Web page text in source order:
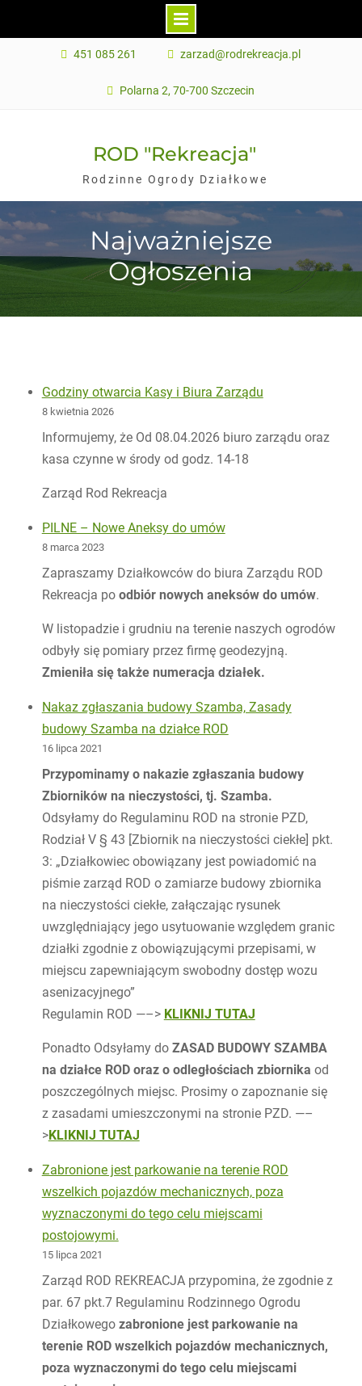
451 085 261 zarzad@rodrekreacja.pl
Polarna 2, 70-700 Szczecin
ROD "Rekreacja"
Rodzinne Ogrody Działkowe
Najważniejsze
Ogłoszenia
Godziny otwarcia Kasy i Biura Zarządu
8 kwietnia 2026
Informujemy, że Od 08.04.2026 biuro zarządu oraz
kasa czynne w środy od godz. 14-18
Zarząd Rod Rekreacja
PILNE – Nowe Aneksy do umów
8 marca 2023
Zapraszamy Działkowców do biura Zarządu ROD
Rekreacja po odbiór nowych aneksów do umów.
W listopadzie i grudniu na terenie naszych ogrodów
odbyły się pomiary przez firmę geodezyjną.
Zmieniła się także numeracja działek.
Nakaz zgłaszania budowy Szamba, Zasady
budowy Szamba na działce ROD
16 lipca 2021
Przypominamy o nakazie zgłaszania budowy
Zbiorników na nieczystości, tj. Szamba.
Odsyłamy do Regulaminu ROD na stronie PZD,
Rodział V § 43 [Zbiornik na nieczystości ciekłe] pkt.
3: „Działkowiec obowiązany jest powiadomić na
piśmie zarząd ROD o zamiarze budowy zbiornika
na nieczystości ciekłe, załączając rysunek
uwzględniający jego usytuowanie względem granic
działki zgodnie z obowiązującymi przepisami, w
miejscu zapewniającym swobodny dostęp wozu
asenizacyjnego”
Regulamin ROD —–> KLIKNIJ TUTAJ
Ponadto Odsyłamy do ZASAD BUDOWY SZAMBA
na działce ROD oraz o odległościach zbiornika od
poszczególnych miejsc. Prosimy o zapoznanie się
z zasadami umieszczonymi na stronie PZD. —–
>KLIKNIJ TUTAJ
Zabronione jest parkowanie na terenie ROD
wszelkich pojazdów mechanicznych, poza
wyznaczonymi do tego celu miejscami
postojowymi.
15 lipca 2021
Zarząd ROD REKREACJA przypomina, że zgodnie z
par. 67 pkt.7 Regulaminu Rodzinnego Ogrodu
Działkowego zabronione jest parkowanie na
terenie ROD wszelkich pojazdów mechanicznych,
poza wyznaczonymi do tego celu miejscami